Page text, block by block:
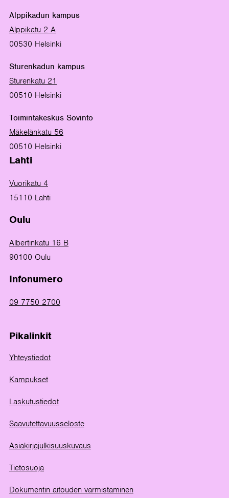
Alppikadun kampus
Alppikatu 2 A
00530 Helsinki
Sturenkadun kampus
Sturenkatu 21
00510 Helsinki
Toimintakeskus Sovinto
Mäkelänkatu 56
00510 Helsinki
Lahti
Vuorikatu 4
15110 Lahti
Oulu
Albertinkatu 16 B
90100 Oulu
Infonumero
09 7750 2700
Pikalinkit
Yhteystiedot
Kampukset
Laskutustiedot
Saavutettavuusseloste
Asiakirjajulkisuuskuvaus
Tietosuoja
Dokumentin aitouden varmistaminen